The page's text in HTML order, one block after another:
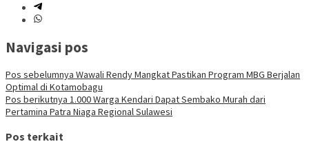
Navigasi pos
Pos sebelumnya Wawali Rendy Mangkat Pastikan Program MBG Berjalan
Optimal di Kotamobagu
Pos berikutnya 1.000 Warga Kendari Dapat Sembako Murah dari
Pertamina Patra Niaga Regional Sulawesi
Pos terkait